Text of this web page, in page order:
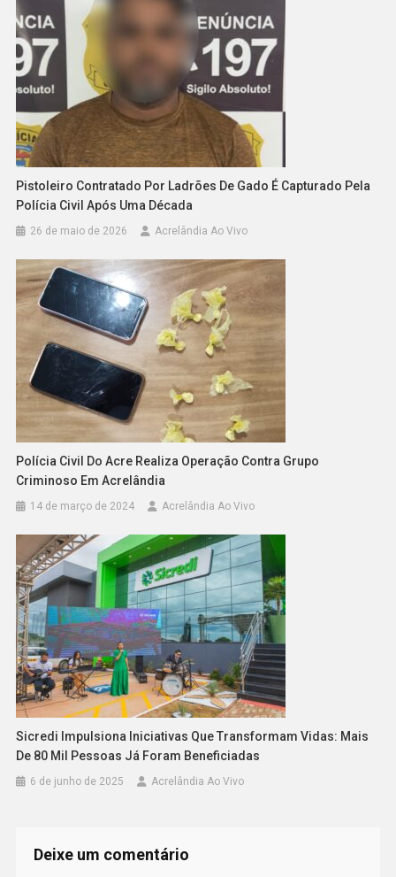
Pistoleiro Contratado Por Ladrões De Gado É Capturado Pela
Polícia Civil Após Uma Década
26 de maio de 2026 Acrelândia Ao Vivo
Polícia Civil Do Acre Realiza Operação Contra Grupo
Criminoso Em Acrelândia
14 de março de 2024 Acrelândia Ao Vivo
Sicredi Impulsiona Iniciativas Que Transformam Vidas: Mais
De 80 Mil Pessoas Já Foram Beneficiadas
6 de junho de 2025 Acrelândia Ao Vivo
Deixe um comentário